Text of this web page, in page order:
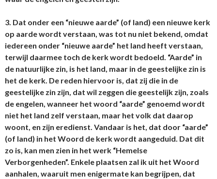
3. Dat onder een “nieuwe aarde” (of land) een nieuwe kerk
op aarde wordt verstaan, was tot nu niet bekend, omdat
iedereen onder “nieuwe aarde” het land heeft verstaan,
terwijl daarmee toch de kerk wordt bedoeld. “Aarde” in
de natuurlijke zin, is het land, maar in de geestelijke zin is
het de kerk. De reden hiervoor is, dat zij die in de
geestelijke zin zijn, dat wil zeggen die geestelijk zijn, zoals
de engelen, wanneer het woord “aarde” genoemd wordt
niet het land zelf verstaan, maar het volk dat daarop
woont, en zijn eredienst. Vandaar is het, dat door “aarde”
(of land) in het Woord de kerk wordt aangeduid. Dat dit
zo is, kan men zien in het werk “Hemelse
Verborgenheden”. Enkele plaatsen zal ik uit het Woord
aanhalen, waaruit men enigermate kan begrijpen, dat